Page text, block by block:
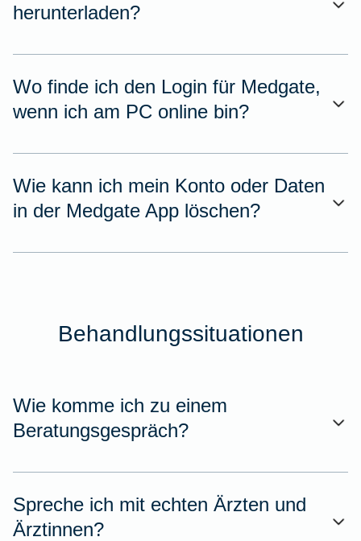
herunterladen?
Wo finde ich den Login für Medgate,
wenn ich am PC online bin?
Wie kann ich mein Konto oder Daten
in der Medgate App löschen?
Behandlungssituationen
Wie komme ich zu einem
Beratungsgespräch?
Spreche ich mit echten Ärzten und
Ärztinnen?